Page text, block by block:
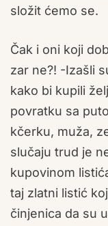
složit ćemo se.
Čak i oni koji
zar ne?! -Izašli
kako bi kupili
povratku sa
kčerku, muža,
slučaju trud je
kupovinom
taj zlatni listić
činjenica da su